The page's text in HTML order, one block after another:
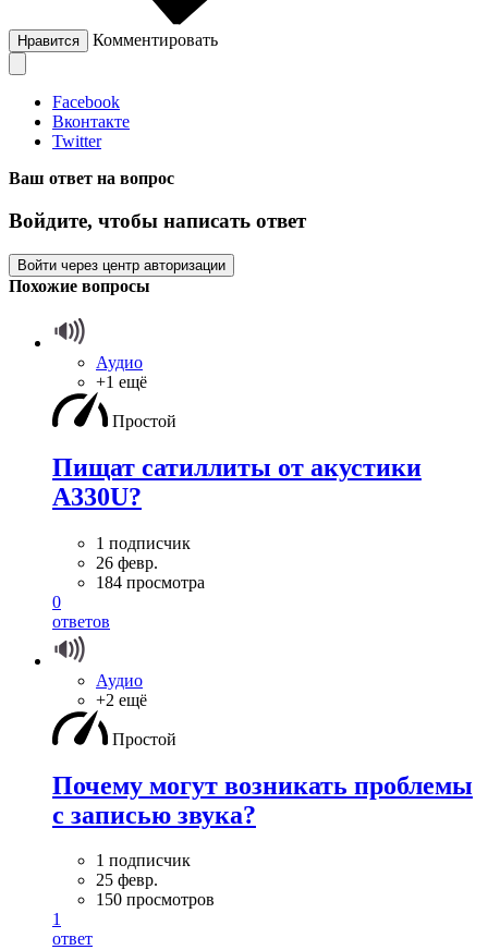
Нравится Комментировать
Facebook
Вконтакте
Twitter
Ваш ответ на вопрос
Войдите, чтобы написать ответ
Войти через центр авторизации
Похожие вопросы
Аудио
+1 ещё
Простой
Пищат сатиллиты от акустики
A330U?
1 подписчик
26 февр.
184 просмотра
0
ответов
Аудио
+2 ещё
Простой
Почему могут возникать проблемы
с записью звука?
1 подписчик
25 февр.
150 просмотров
1
ответ